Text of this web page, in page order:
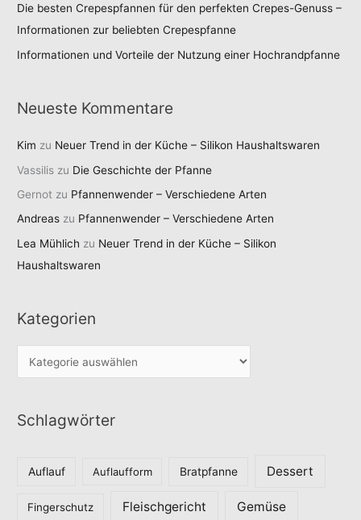
Die besten Crepespfannen für den perfekten Crepes-Genuss –
Informationen zur beliebten Crepespfanne
Informationen und Vorteile der Nutzung einer Hochrandpfanne
Neueste Kommentare
Kim zu Neuer Trend in der Küche – Silikon Haushaltswaren
Vassilis zu Die Geschichte der Pfanne
Gernot zu Pfannenwender – Verschiedene Arten
Andreas zu Pfannenwender – Verschiedene Arten
Lea Mühlich zu Neuer Trend in der Küche – Silikon
Haushaltswaren
Kategorien
a
e
Schlagwörter
Auflauf Auflaufform Bratpfanne Dessert
Fingerschutz Fleischgericht Gemüse